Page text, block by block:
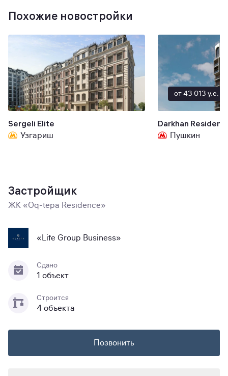
Похожие новостройки
Sergeli Elite
Узгариш
от 43 013 y.e.
Darkhan
Пушкин
Застройщик
ЖК «Oq-tepa Residence»
«Life Group Business»
Сдано
1 объект
Строится
4 объекта
Позвонить